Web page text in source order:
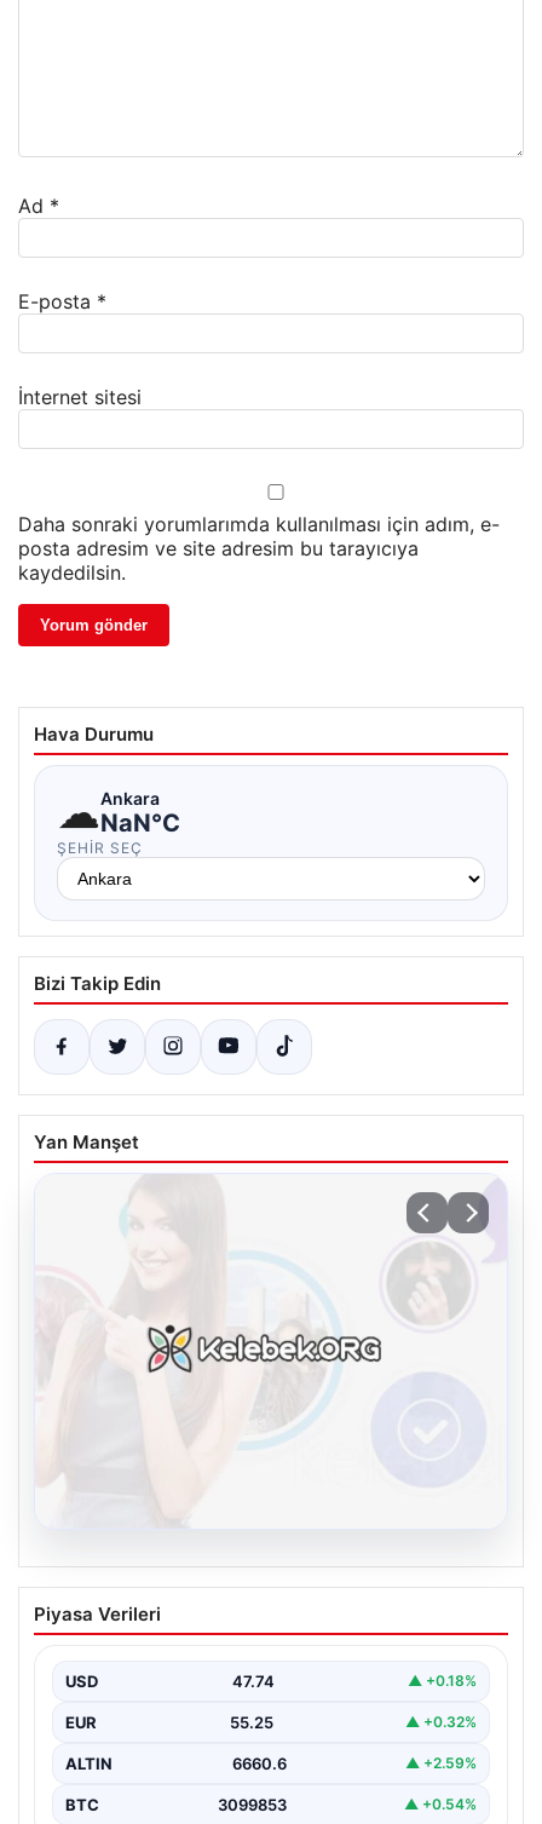
Ad *
E-posta *
İnternet sitesi
Daha sonraki yorumlarımda kullanılması için adım, e-
posta adresim ve site adresim bu tarayıcıya
kaydedilsin.
Hava Durumu
☁Ankara
NaN°C
ŞEHIR SEÇ
Bizi Takip Edin
Yan Manşet
Kelebek sohbet platformu İle Dijital
İletişimin Güvenli Adresi Ve Muhabbet
Sanal çağında insanların kaliteli bir biçimde iletişim
Halen pek…
Piyasa Verileri
USD 47.74 ▲ +0.18%
EUR 55.25 ▲ +0.32%
ALTIN 6660.6 ▲ +2.59%
BTC 3099853 ▲ +0.54%